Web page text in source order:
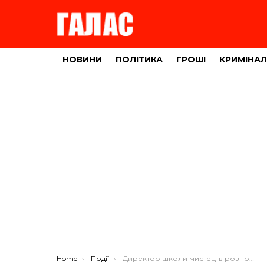
НОВИНИ ПОЛІТИКА ГРОШІ КРИМІНАЛ
You are here:
Home Події Директор школи мистецтв розповіла свою точку зору про реорганізацію (відео)